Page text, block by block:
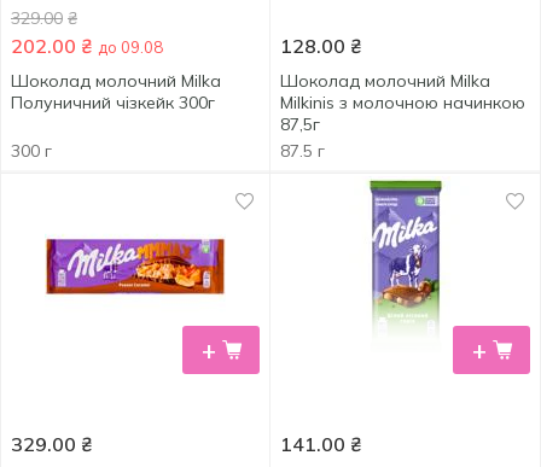
329.00 ₴
202.00 ₴ до 09.08
Шоколад молочний Milka
Полуничний чізкейк 300г
300 г
128.00 ₴
Шоколад молочний Milka
Milkinis з молочною начинкою
87,5г
87.5 г
+
329.00 ₴
+
141.00 ₴